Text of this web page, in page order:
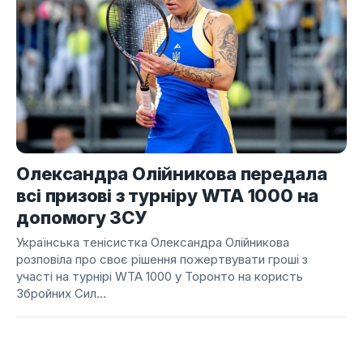
Олександра Олійникова передала
всі призові з турніру WTA 1000 на
допомогу ЗСУ
Українська тенісистка Олександра Олійникова
розповіла про своє рішення пожертвувати гроші з
участі на турнірі WTA 1000 у Торонто на користь
Збройних Сил...